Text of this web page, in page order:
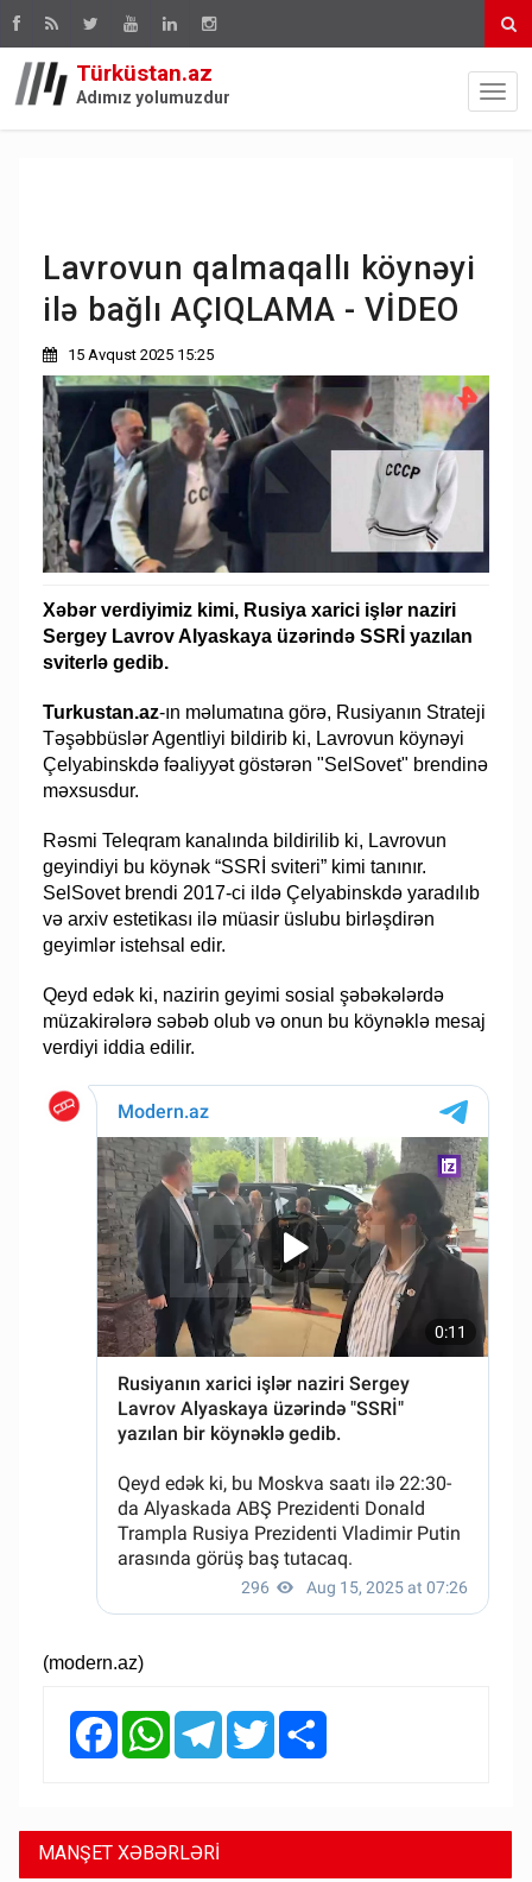
Türküstan.az
Adımız yolumuzdur
Lavrovun qalmaqallı köynəyi
ilə bağlı AÇIQLAMA - VİDEO
15 Avqust 2025 15:25
Xəbər verdiyimiz kimi, Rusiya xarici işlər naziri
Sergey Lavrov Alyaskaya üzərində SSRİ yazılan
sviterlə gedib.
Turkustan.az-ın məlumatına görə, Rusiyanın Strateji
Təşəbbüslər Agentliyi bildirib ki, Lavrovun köynəyi
Çelyabinskdə fəaliyyət göstərən "SelSovet" brendinə
məxsusdur.
Rəsmi Teleqram kanalında bildirilib ki, Lavrovun
geyindiyi bu köynək “SSRİ sviteri” kimi tanınır.
SelSovet brendi 2017-ci ildə Çelyabinskdə yaradılıb
və arxiv estetikası ilə müasir üslubu birləşdirən
geyimlər istehsal edir.
Qeyd edək ki, nazirin geyimi sosial şəbəkələrdə
müzakirələrə səbəb olub və onun bu köynəklə mesaj
verdiyi iddia edilir.
(modern.az)
FacebookWhatsAppTelegramTwitter
MANŞET XƏBƏRLƏRİ